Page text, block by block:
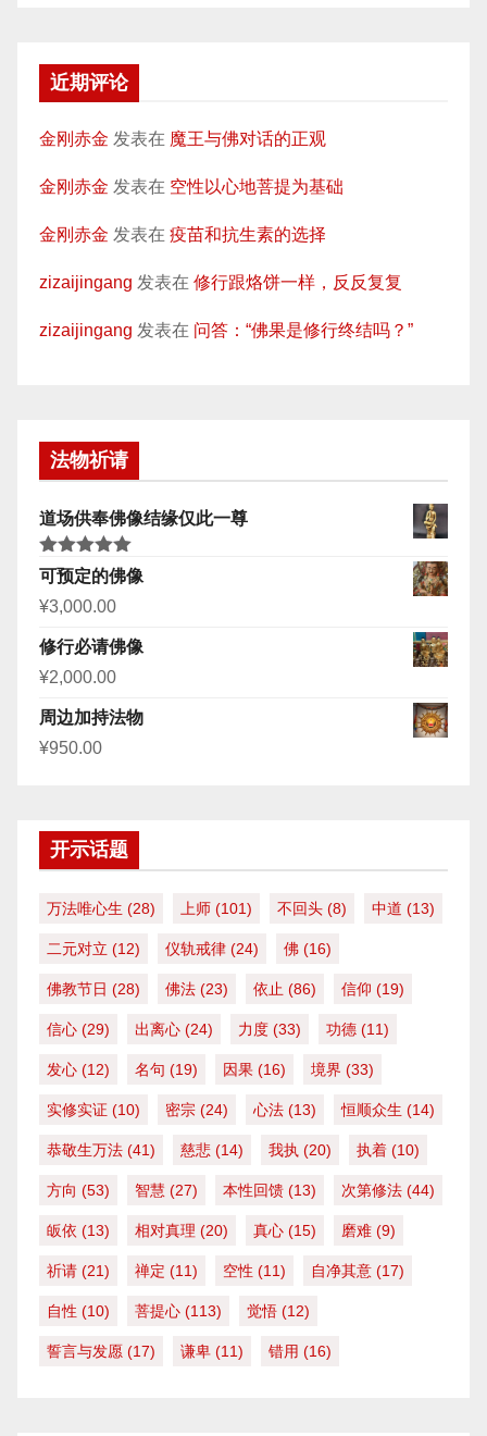
近期评论
金刚赤金 发表在 魔王与佛对话的正观
金刚赤金 发表在 空性以心地菩提为基础
金刚赤金 发表在 疫苗和抗生素的选择
zizaijingang 发表在 修行跟烙饼一样，反反复复
zizaijingang 发表在 问答：“佛果是修行终结吗？”
法物祈请
道场供奉佛像结缘仅此一尊
评分5.00
&sol; 5
可预定的佛像
¥3,000.00
修行必请佛像
¥2,000.00
周边加持法物
¥950.00
开示话题
万法唯心生 (28) 上师 (101) 不回头 (8) 中道 (13)
二元对立 (12) 仪轨戒律 (24) 佛 (16)
佛教节日 (28) 佛法 (23) 依止 (86) 信仰 (19)
信心 (29) 出离心 (24) 力度 (33) 功德 (11)
发心 (12) 名句 (19) 因果 (16) 境界 (33)
实修实证 (10) 密宗 (24) 心法 (13) 恒顺众生 (14)
恭敬生万法 (41) 慈悲 (14) 我执 (20) 执着 (10)
方向 (53) 智慧 (27) 本性回馈 (13) 次第修法 (44)
皈依 (13) 相对真理 (20) 真心 (15) 磨难 (9)
祈请 (21) 禅定 (11) 空性 (11) 自净其意 (17)
自性 (10) 菩提心 (113) 觉悟 (12)
誓言与发愿 (17) 谦卑 (11) 错用 (16)